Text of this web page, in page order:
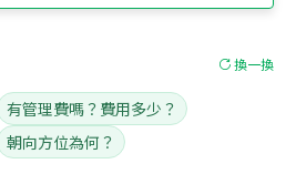
換一換
有管理費嗎？費用多少？
朝向方位為何？